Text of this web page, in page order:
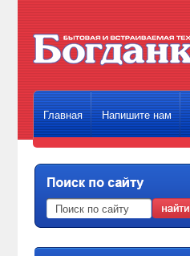
Главная Напишите нам